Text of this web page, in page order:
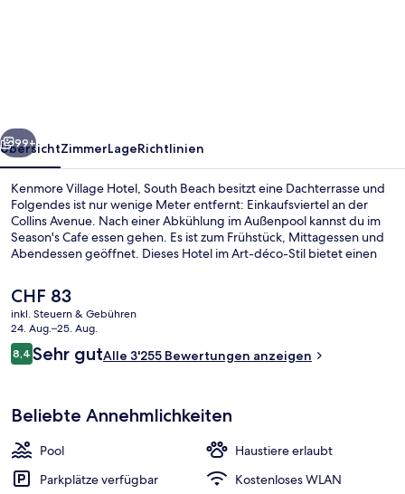
Weiter
99+
ÜbersichtZimmerLageRichtlinien
Kenmore Village Hotel, South Beach besitzt eine Dachterrasse und
Folgendes ist nur wenige Meter entfernt: Einkaufsviertel an der
Collins Avenue. Nach einer Abkühlung im Außenpool kannst du im
Season's Cafe essen gehen. Es ist zum Frühstück, Mittagessen und
Abendessen geöffnet. Dieses Hotel im Art-déco-Stil bietet einen
Pool und die bequemen Betten.
Der
aktuelle
Preis
beträgt
CHF 83.
CHF 83
inkl. Steuern & Gebühren
24. Aug.–25. Aug.
Bewertungen
8,48,4 von 10.
Sehr gutAlle 3'255 Bewertungen anzeigen
Beliebte Annehmlichkeiten
Pool
Haustiere erlaubt
Parkplätze verfügbar
Kostenloses WLAN